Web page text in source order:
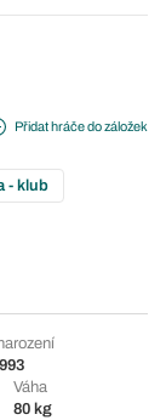
Přidat hráče do záložek
- klub
Váha
80 kg